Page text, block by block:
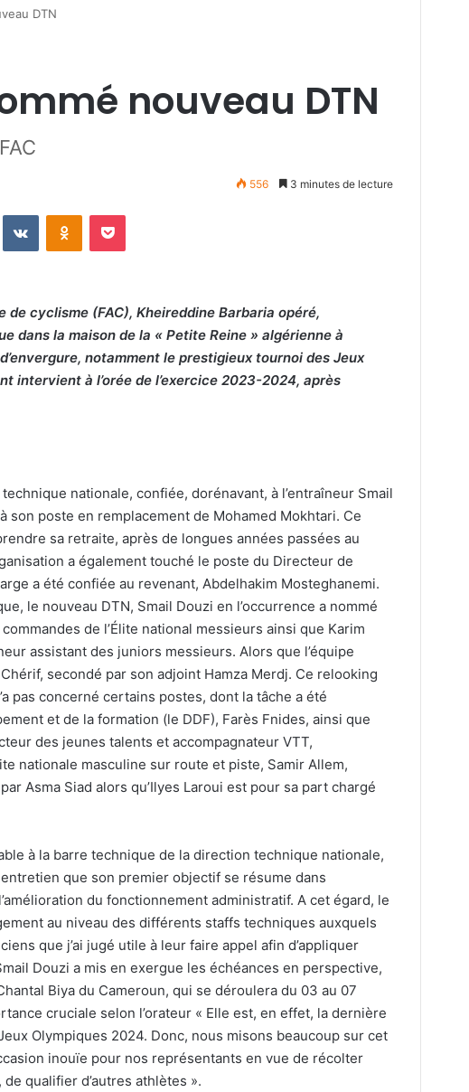
DTN
nouveau DTN
556 3 minutes de lecture
VKontakteOdnoklassniki
Pocket
cyclisme (FAC), Kheireddine Barbaria opéré,
dans la maison de la « Petite Reine » algérienne à
notamment le prestigieux tournoi des Jeux
intervient à l’orée de l’exercice 2023-2024, après
nationale, confiée, dorénavant, à l’entraîneur Smail
son poste en remplacement de Mohamed Mokhtari. Ce
sa retraite, après de longues années passées au
a également touché le poste du Directeur de
a été confiée au revenant, Abdelhakim Mosteghanemi.
le nouveau DTN, Smail Douzi en l’occurrence a nommé
de l’Élite national messieurs ainsi que Karim
assistant des juniors messieurs. Alors que l’équipe
secondé par son adjoint Hamza Merdj. Ce relooking
pas concerné certains postes, dont la tâche a été
et de la formation (le DDF), Farès Fnides, ainsi que
des jeunes talents et accompagnateur VTT,
nationale masculine sur route et piste, Samir Allem,
Asma Siad alors qu’Ilyes Laroui est pour sa part chargé
à la barre technique de la direction technique nationale,
que son premier objectif se résume dans
du fonctionnement administratif. A cet égard, le
au niveau des différents staffs techniques auxquels
que j’ai jugé utile à leur faire appel afin d’appliquer
Douzi a mis en exergue les échéances en perspective,
Biya du Cameroun, qui se déroulera du 03 au 07
cruciale selon l’orateur « Elle est, en effet, la dernière
Olympiques 2024. Donc, nous misons beaucoup sur cet
inouïe pour nos représentants en vue de récolter
qualifier d’autres athlètes ».